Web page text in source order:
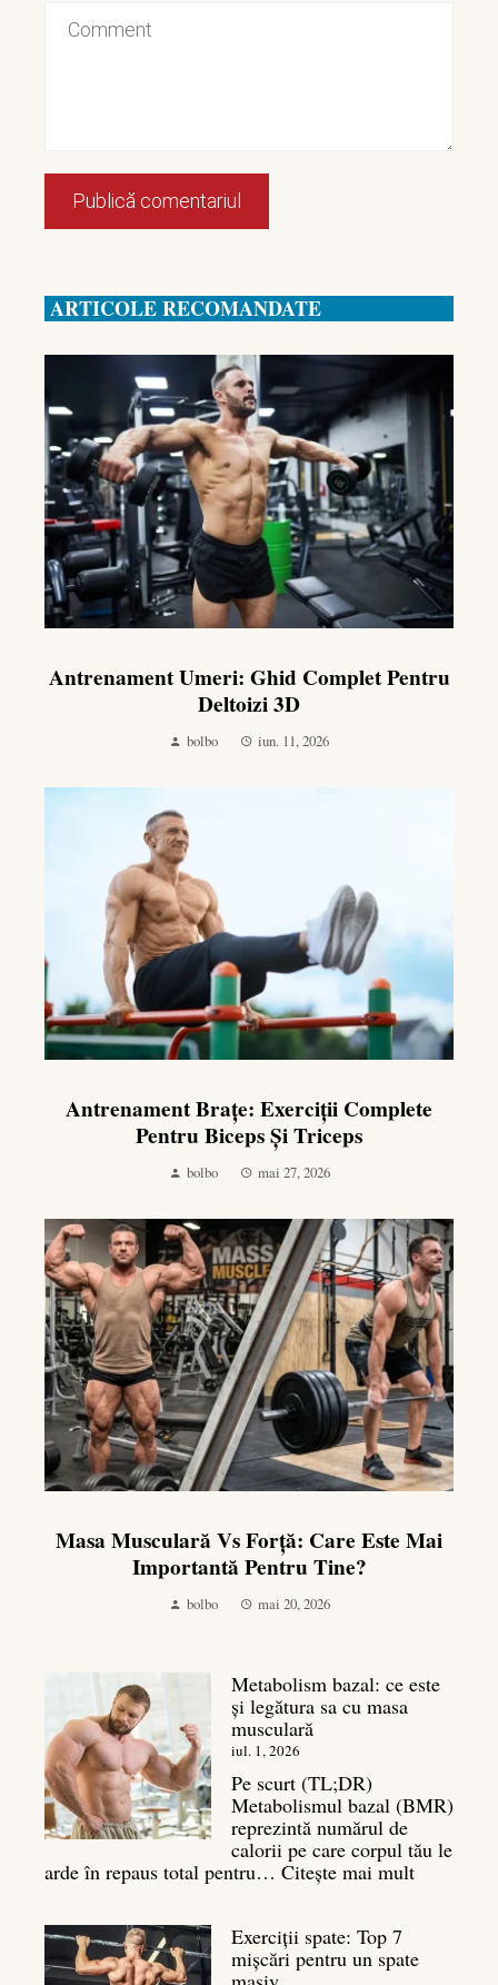
ARTICOLE RECOMANDATE
Antrenament Umeri: Ghid Complet Pentru
Deltoizi 3D
bolbo iun. 11, 2026
Antrenament Brațe: Exerciții Complete
Pentru Biceps Și Triceps
bolbo mai 27, 2026
Masa Musculară Vs Forță: Care Este Mai
Importantă Pentru Tine?
bolbo mai 20, 2026
Metabolism bazal: ce este
și legătura sa cu masa
musculară
iul. 1, 2026
Pe scurt (TL;DR)
Metabolismul bazal (BMR)
reprezintă numărul de
calorii pe care corpul tău le
arde în repaus total pentru… Citește mai mult:
este
Exerciții spate: Top 7
mișcări pentru un spate